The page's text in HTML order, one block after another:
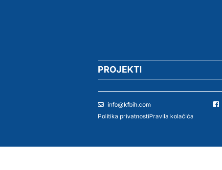
PROJEKTI
info@kfbih.com
Politika privatnostiPravila kolačića